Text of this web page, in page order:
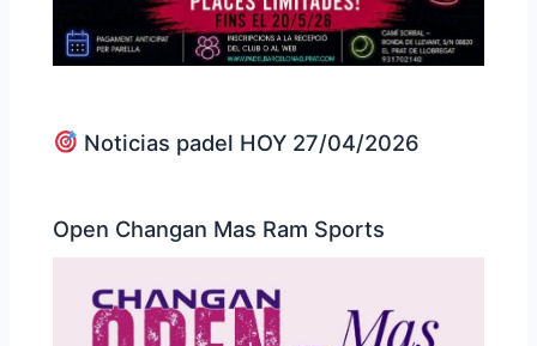
Noticias padel HOY 27/04/2026
Open Changan Mas Ram Sports